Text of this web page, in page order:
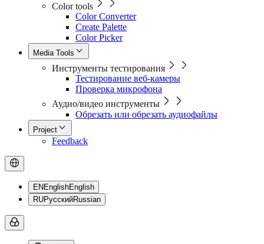
Color tools
Color Converter
Create Palette
Color Picker
Media Tools
Инструменты тестирования
Тестирование веб-камеры
Проверка микрофона
Аудио/видео инструменты
Обрезать или обрезать аудиофайлы
Project
Feedback
EN EnglishEnglish
RUРусскийRussian